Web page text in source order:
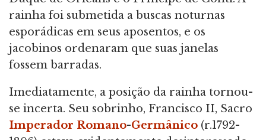
rainha foi submetida a buscas noturnas
esporádicas em seus aposentos, e os
jacobinos ordenaram que suas janelas
fossem barradas.
Imediatamente, a posição da rainha tornou-
se incerta. Seu sobrinho, Francisco II, Sacro
Imperador Romano-Germânico (r.1792-